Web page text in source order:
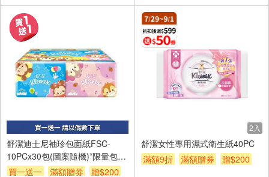
舒潔迪士尼袖珍包面紙FSC-
10PCx30包(圖案隨機)*限量包
裝,恕不指定(以實際出貨為主)
買一送一 滿額贈券 贈$200
2入
舒潔女性專用濕式衛生紙40PC
滿額9折
滿額贈券 贈$200